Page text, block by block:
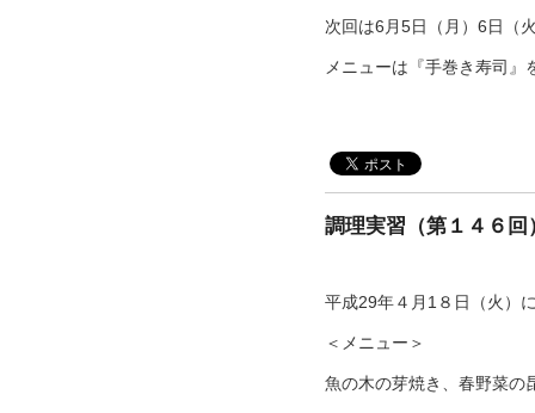
次回は6月5日（月）6日（
メニューは『手巻き寿司』
調理実習（第１４６回
平成29年４月1８日（火）
＜メニュー＞
魚の木の芽焼き、春野菜の